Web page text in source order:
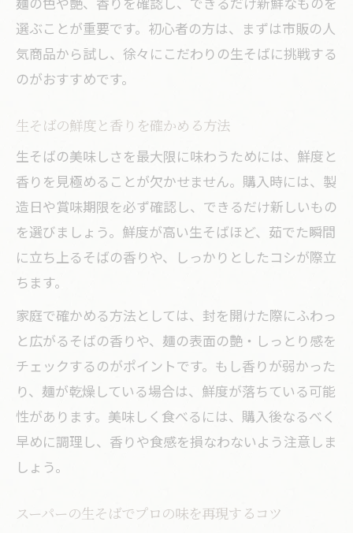
選ぶことが重要です。初心者の方は、まずは市販の人
気商品から試し、徐々にこだわりの生そばに挑戦する
のがおすすめです。
生そばの鮮度と香りを確かめる方法
生そばの美味しさを最大限に味わうためには、鮮度と
香りを見極めることが欠かせません。購入時には、製
造日や賞味期限を必ず確認し、できるだけ新しいもの
を選びましょう。鮮度が高い生そばほど、茹でた瞬間
に立ち上るそばの香りや、しっかりとしたコシが際立
ちます。
家庭で確かめる方法としては、封を開けた際にふわっ
と広がるそばの香りや、麺の表面の艶・しっとり感を
チェックするのがポイントです。もし香りが弱かった
り、麺が乾燥している場合は、鮮度が落ちている可能
性があります。美味しく食べるには、購入後なるべく
早めに調理し、香りや食感を損なわないよう注意しま
しょう。
スーパーの生そばでプロの味を再現するコツ